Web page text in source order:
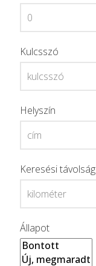
Kulcsszó
Helyszín
Keresési távolság
Állapot